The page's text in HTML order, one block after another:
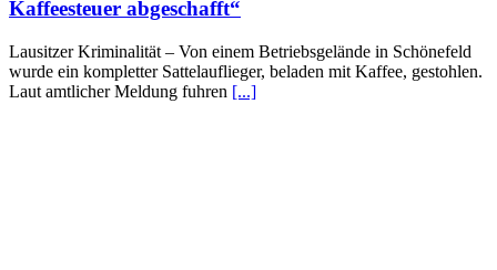
Kaffeesteuer abgeschafft“
Lausitzer Kriminalität – Von einem Betriebsgelände in Schönefeld
wurde ein kompletter Sattelauflieger, beladen mit Kaffee, gestohlen.
Laut amtlicher Meldung fuhren [...]